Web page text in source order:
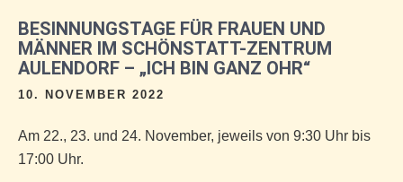
BESINNUNGSTAGE FÜR FRAUEN UND
MÄNNER IM SCHÖNSTATT-ZENTRUM
AULENDORF – „ICH BIN GANZ OHR“
10. NOVEMBER 2022
Am 22., 23. und 24. November, jeweils von 9:30 Uhr bis
17:00 Uhr.